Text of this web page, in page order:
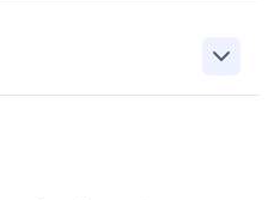
Personalnego Work &
niezależnych
ciągu wielu lat naszej